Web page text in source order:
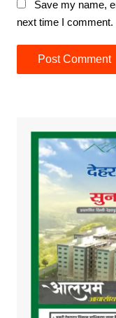
Save my name,
next time I comment.